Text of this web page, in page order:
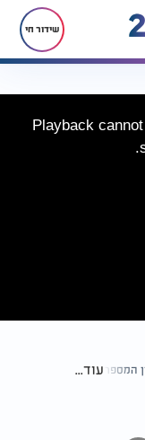
שידור חי
Playback
המספר עוד...